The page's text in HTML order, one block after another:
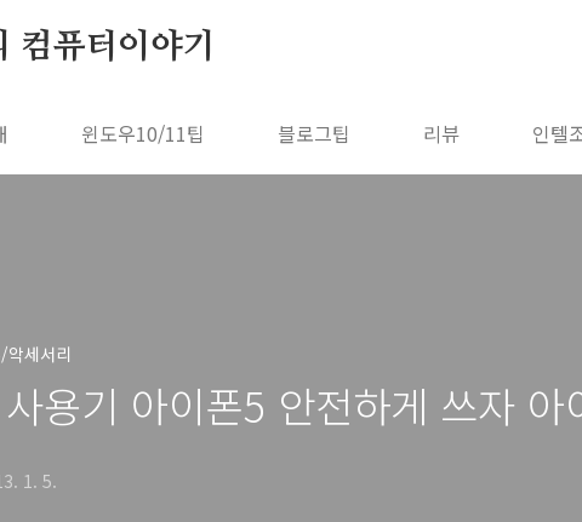
컴퓨터이야기
윈도우10/11팁 블로그팁 리뷰 인텔
악세서리
용기 아이폰5 안전하게 쓰자
1. 5.